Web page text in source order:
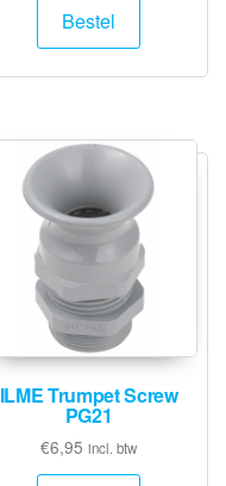
Bestel
ILME Trumpet Screw
PG21
€6,95 incl. btw